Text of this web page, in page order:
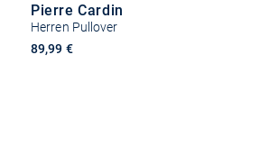
Pierre Cardin
Herren Pullover
89,99 €